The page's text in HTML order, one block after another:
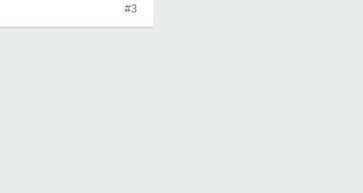
#3